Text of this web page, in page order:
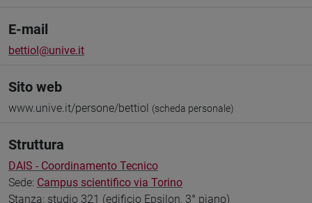
E-mail
bettiol@unive.it
Sito web
www.unive.it/persone/bettiol (scheda personale)
Struttura
DAIS - Coordinamento Tecnico
Sede: Campus scientifico via Torino
Stanza: studio 321 (edificio Epsilon, 3° piano)